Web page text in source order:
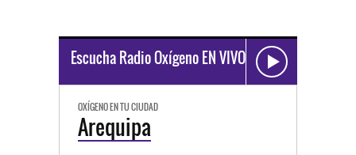
Escucha Radio Oxígeno EN VIVO
OXÍGENO EN TU CIUDAD
Arequipa